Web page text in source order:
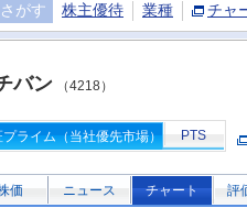
さがす 株主優待 業種 チャ
バン （4218）
プライム（当社優先市場） PTS
価 ニュース チャート 評